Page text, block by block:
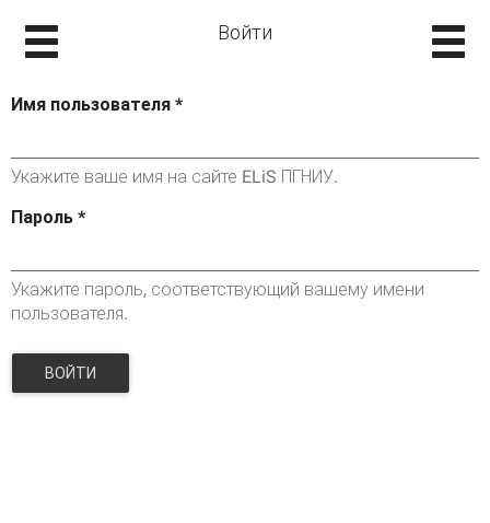
Войти
Имя пользователя *
Укажите ваше имя на сайте ELiS ПГНИУ.
Пароль *
Укажите пароль, соответствующий вашему имени
пользователя.
ВОЙТИ